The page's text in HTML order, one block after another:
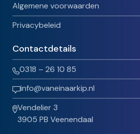
Algemene voorwaarden
Privacybeleid
Contactdetails
0318 – 26 10 85
info@vaneinaarkip.nl
Vendelier 3
3905 PB Veenendaal